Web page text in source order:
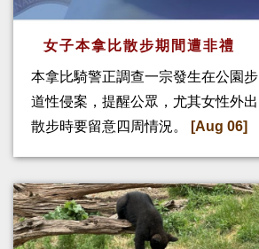
女子本拿比散步期間遭非禮
本拿比騎警正調查一宗發生在公園步
道性侵案，提醒公眾，尤其女性外出
散步時要留意四周情況。
[Aug 06]